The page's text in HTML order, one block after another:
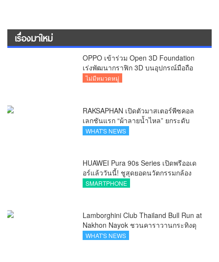
เรื่องมาใหม่
OPPO เข้าร่วม Open 3D Foundation
เร่งพัฒนากราฟิก 3D บนอุปกรณ์มือถือ
ไม่มีหมวดหมู่
RAKSAPHAN เปิดตัวมาสเตอร์พีซคอล
เลกชันแรก “ผ้าลายน้ำไหล” ยกระดับ
ภูมิปัญญาท้องถิ่นสู่งานศิลป์ระดับสากล
WHAT'S NEWS
HUAWEI Pura 90s Series เปิดพรีออเด
อร์แล้ววันนี้! ชูสุดยอดนวัตกรรมกล้อง
พร้อม AI อัจฉริยะและ 5G Advanced
SMARTPHONE
Lamborghini Club Thailand Bull Run at
Nakhon Nayok ชวนคาราวานกระทิงดุ
สัมผัสธรรมชาติเมืองรอง ณ นครนายก
WHAT'S NEWS